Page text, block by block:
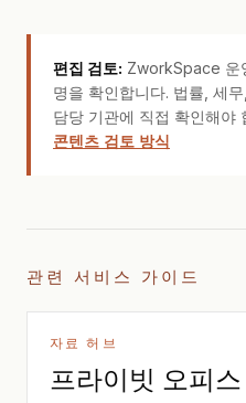
편집 검토: ZworkSpace 운
명을 확인합니다. 법률, 세
담당 기관에 직접 확인해야
콘텐츠 검토 방식
관련 서비스 가이드
자료 허브
프라이빗 오피